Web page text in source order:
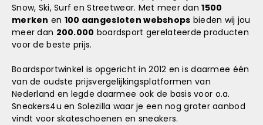
Snow, Ski, Surf en Streetwear. Met meer dan1500
merken en 100 aangesloten webshops bieden wij jou
meer dan 200.000 boardsport gerelateerde producten
voor de beste prijs.
Boardsportwinkel is opgericht in 2012 en is daarmee één
van de oudste prijsvergelijkingsplatformen van
Nederland en legde daarmee ook de basis voor o.a.
Sneakers4u en Solezilla waar je een nog groter aanbod
vindt voor skateschoenen en sneakers.